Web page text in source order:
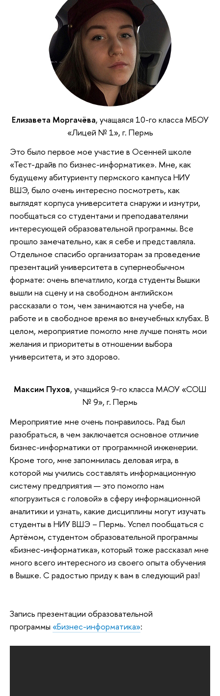
Елизавета Моргачёва, учащаяся 10-го класса МБОУ
«Лицей № 1», г. Пермь
Это было первое мое участие в Осенней школе
«Тест-драйв по бизнес-информатике». Мне, как
будущему абитуриенту пермского кампуса НИУ
ВШЭ, было очень интересно посмотреть, как
выглядят корпуса университета снаружи и изнутри,
пообщаться со студентами и преподавателями
интересующей образовательной программы. Все
прошло замечательно, как я себе и представляла.
Отдельное спасибо организаторам за проведение
презентаций университета в супернеобычном
формате: очень впечатлило, когда студенты Вышки
вышли на сцену и на свободном английском
рассказали о том, чем занимаются на учебе, на
работе и в свободное время во внеучебных клубах. В
целом, мероприятие помогло мне лучше понять мои
желания и приоритеты в отношении выбора
университета, и это здорово.
Максим Пухов, учащийся 9-го класса МАОУ «СОШ
№ 9», г. Пермь
Мероприятие мне очень понравилось. Рад был
разобраться, в чем заключается основное отличие
бизнес-информатики от программной инженерии.
Кроме того, мне запомнилась деловая игра, в
которой мы учились составлять информационную
систему предприятия — это помогло нам
«погрузиться с головой» в сферу информационной
аналитики и узнать, какие дисциплины могут изучать
студенты в НИУ ВШЭ – Пермь. Успел пообщаться с
Артёмом, студентом образовательной программы
«Бизнес-информатика», который тоже рассказал мне
много всего интересного из своего опыта обучения
в Вышке. С радостью приду к вам в следующий раз!
Запись презентации образовательной
программы «Бизнес-информатика»: